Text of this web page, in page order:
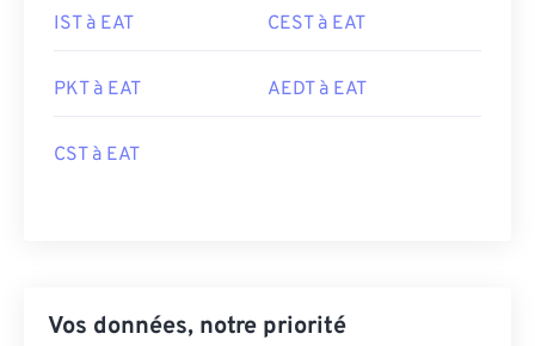
IST à EAT CEST à EAT
PKT à EAT AEDT à EAT
CST à EAT
Vos données, notre priorité